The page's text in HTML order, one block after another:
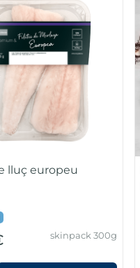
lluç europeu
skinpack 300g